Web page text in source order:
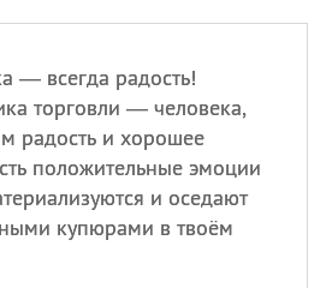
— всегда радость!
торговли — человека,
радость и хорошее
положительные эмоции
и оседают
купюрами в твоём